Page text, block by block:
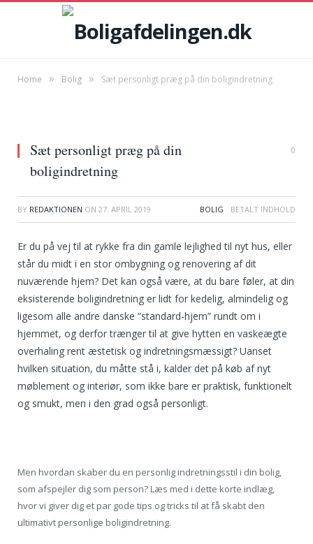
Home » Bolig » Sæt personligt præg på din boligindretning
Sæt personligt præg på din
boligindretning
0
BY REDAKTIONEN ON 27. APRIL 2019 BOLIG
Er du på vej til at rykke fra din gamle lejlighed til nyt hus, eller
står du midt i en stor ombygning og renovering af dit
nuværende hjem? Det kan også være, at du bare føler, at din
eksisterende boligindretning er lidt for kedelig, almindelig og
ligesom alle andre danske ”standard-hjem” rundt om i
hjemmet, og derfor trænger til at give hytten en vaskeægte
overhaling rent æstetisk og indretningsmæssigt? Uanset
hvilken situation, du måtte stå i, kalder det på køb af nyt
møblement og interiør, som ikke bare er praktisk, funktionelt
og smukt, men i den grad også personligt.
Men hvordan skaber du en personlig indretningsstil i din bolig,
som afspejler dig som person? Læs med i dette korte indlæg,
hvor vi giver dig et par gode tips og tricks til at få skabt den
ultimativt personlige boligindretning.